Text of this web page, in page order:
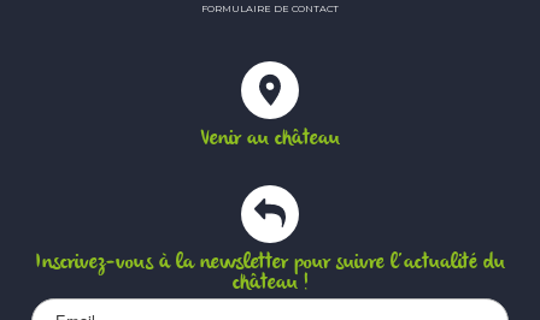
FORMULAIRE DE CONTACT
Venir au château
Inscrivez-vous à la newsletter pour suivre l’actualité du
château !